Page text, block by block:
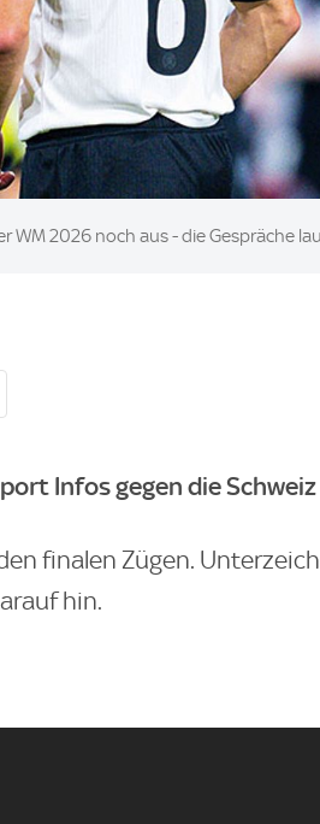
WM 2026 noch aus - die Gespräche
Infos gegen die
finalen Zügen.
hin.